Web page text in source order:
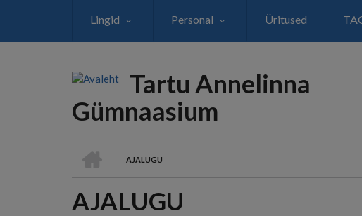
Lingid Personal Üritused
Tartu Annelinna
Gümnaasium
LEIVAPURU
AJALUGU
AJALUGU